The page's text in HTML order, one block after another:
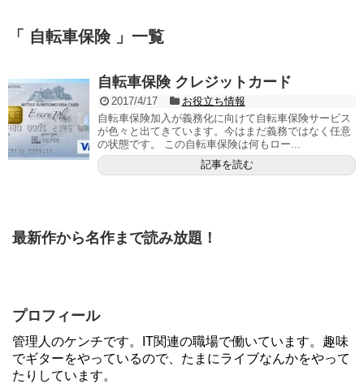
「 自転車保険 」一覧
自転車保険 クレジットカード
2017/4/17
お役立ち情報
自転車保険加入が義務化に向けて自転車保険サービス
が色々と出てきています。今はまだ義務ではなく任意
の状態です。 この自転車保険は何もロー...
記事を読む
最新作から名作まで読み放題！
プロフィール
管理人のケンチです。IT関連の職場で働いています。趣味
でギターをやっているので、たまにライブなんかをやって
たりしています。